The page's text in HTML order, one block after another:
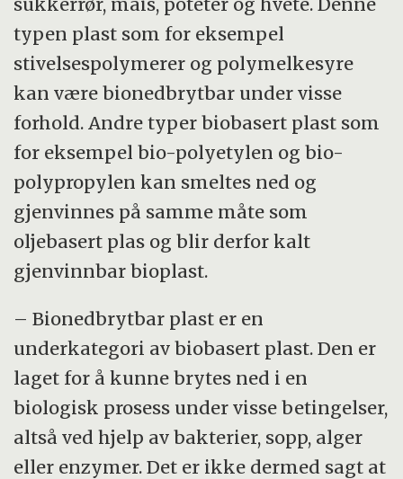
typen plast som for eksempel
stivelsespolymerer og polymelkesyre
kan være bionedbrytbar under visse
forhold. Andre typer biobasert plast som
for eksempel bio-polyetylen og bio-
polypropylen kan smeltes ned og
gjenvinnes på samme måte som
oljebasert plas og blir derfor kalt
gjenvinnbar bioplast.
– Bionedbrytbar plast er en
underkategori av biobasert plast. Den er
laget for å kunne brytes ned i en
biologisk prosess under visse betingelser,
altså ved hjelp av bakterier, sopp, alger
eller enzymer. Det er ikke dermed sagt at